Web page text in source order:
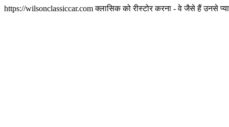
https://wilsonclassiccar.comक्लासिक को रीस्टोर करना - वे जैसे हैं उनसे